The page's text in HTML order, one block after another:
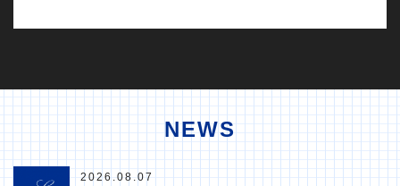
NEWS
2026.08.07